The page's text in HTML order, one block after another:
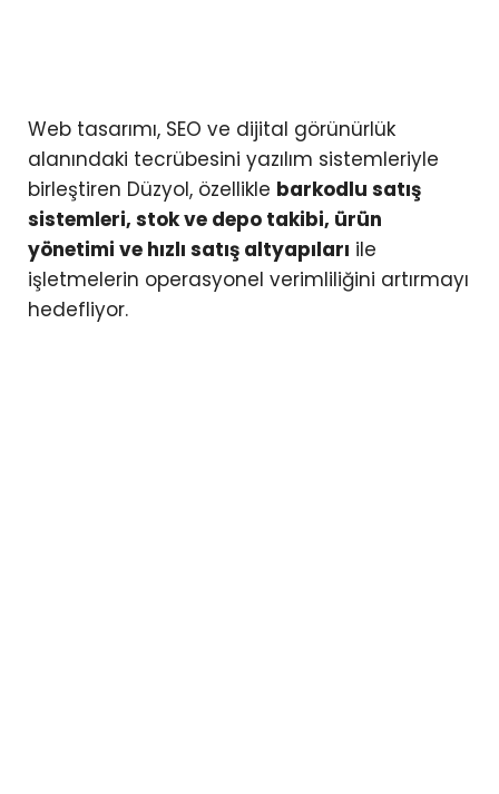
Web tasarımı, SEO ve dijital görünürlük
alanındaki tecrübesini yazılım sistemleriyle
birleştiren Düzyol, özellikle barkodlu satış
sistemleri, stok ve depo takibi, ürün
yönetimi ve hızlı satış altyapıları ile
işletmelerin operasyonel verimliliğini artırmayı
hedefliyor.